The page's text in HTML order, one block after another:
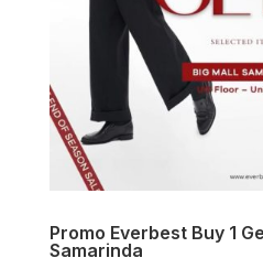
Promo Everbest Buy 1
Samarinda